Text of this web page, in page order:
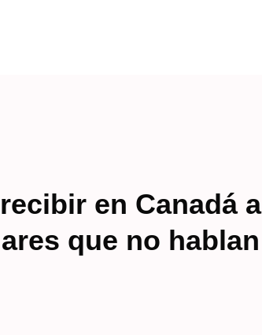
en Canadá a
que no hablan